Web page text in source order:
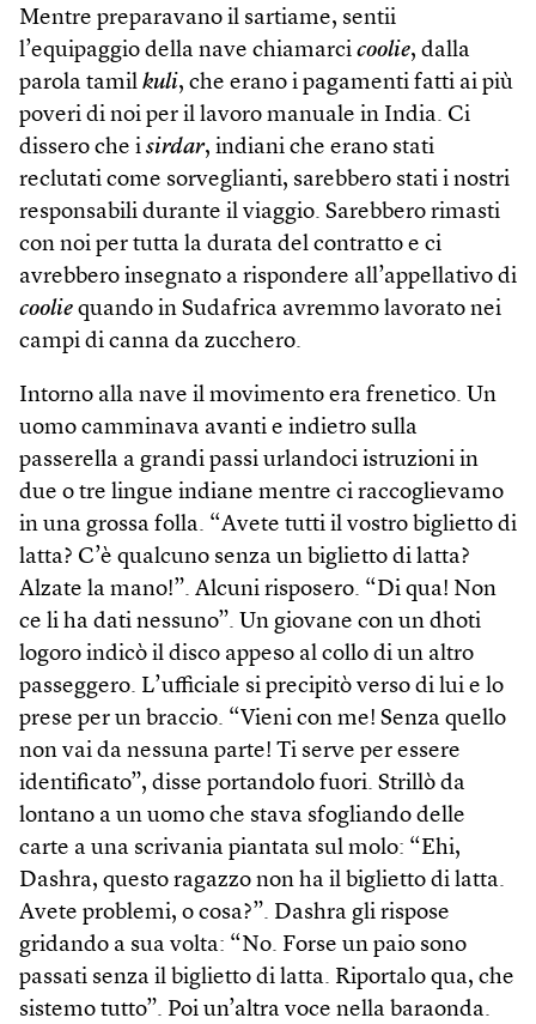
Mentre preparavano il sartiame, sentii
l’equipaggio della nave chiamarci coolie, dalla
parola tamil kuli, che erano i pagamenti fatti ai più
poveri di noi per il lavoro manuale in India. Ci
dissero che i sirdar, indiani che erano stati
reclutati come sorveglianti, sarebbero stati i nostri
responsabili durante il viaggio. Sarebbero rimasti
con noi per tutta la durata del contratto e ci
avrebbero insegnato a rispondere all’appellativo di
coolie quando in Sudafrica avremmo lavorato nei
campi di canna da zucchero.
Intorno alla nave il movimento era frenetico. Un
uomo camminava avanti e indietro sulla
passerella a grandi passi urlandoci istruzioni in
due o tre lingue indiane mentre ci raccoglievamo
in una grossa folla. “Avete tutti il vostro biglietto di
latta? C’è qualcuno senza un biglietto di latta?
Alzate la mano!”. Alcuni risposero. “Di qua! Non
ce li ha dati nessuno”. Un giovane con un dhoti
logoro indicò il disco appeso al collo di un altro
passeggero. L’ufficiale si precipitò verso di lui e lo
prese per un braccio. “Vieni con me! Senza quello
non vai da nessuna parte! Ti serve per essere
identificato”, disse portandolo fuori. Strillò da
lontano a un uomo che stava sfogliando delle
carte a una scrivania piantata sul molo: “Ehi,
Dashra, questo ragazzo non ha il biglietto di latta.
Avete problemi, o cosa?”. Dashra gli rispose
gridando a sua volta: “No. Forse un paio sono
passati senza il biglietto di latta. Riportalo qua, che
sistemo tutto”. Poi un’altra voce nella baraonda.